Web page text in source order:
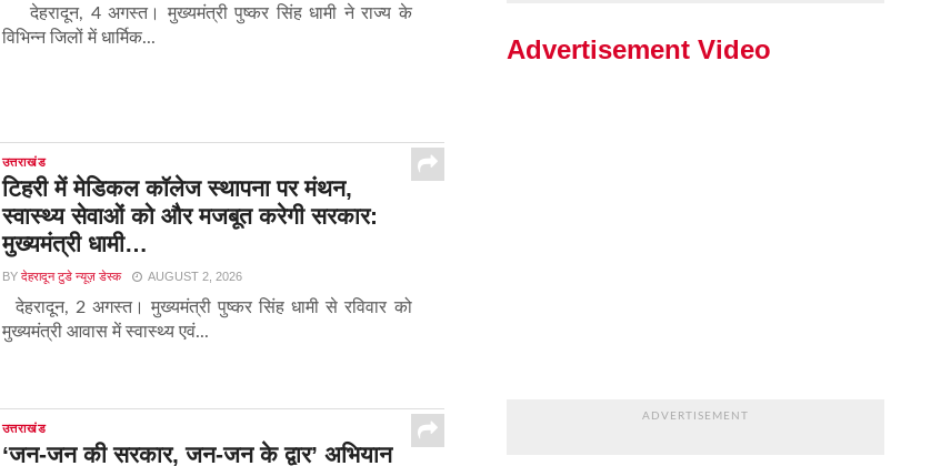
देहरादून, 4 अगस्त। मुख्यमंत्री पुष्कर सिंह धामी ने राज्य के
विभिन्न जिलों में धार्मिक...
उत्तराखंड
टिहरी में मेडिकल कॉलेज स्थापना पर मंथन,
स्वास्थ्य सेवाओं को और मजबूत करेगी सरकार:
मुख्यमंत्री धामी…
BY देहरादून टुडे न्यूज़ डेस्क AUGUST 2, 2026
देहरादून, 2 अगस्त। मुख्यमंत्री पुष्कर सिंह धामी से रविवार को
मुख्यमंत्री आवास में स्वास्थ्य एवं...
उत्तराखंड
‘जन-जन की सरकार, जन-जन के द्वार’ अभियान
Advertisement Video
ADVERTISEMENT